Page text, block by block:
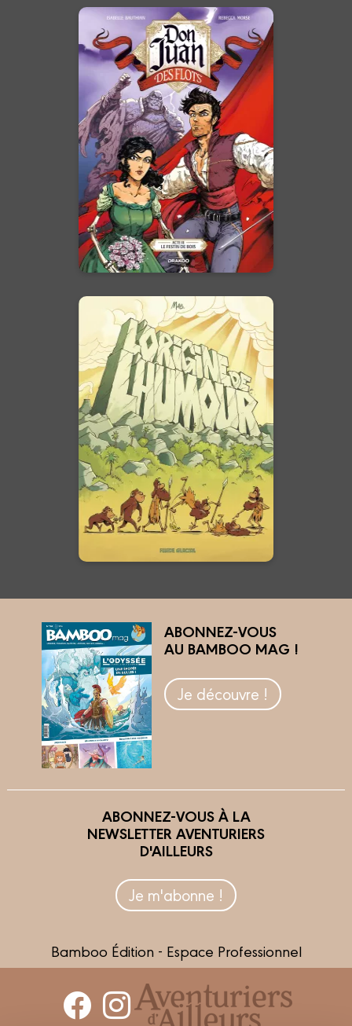
Don Juan des
Flots
Vol. 03/3
Date de parution :
27/05/2026
Quel camp rallierez-vous lors
de la bataille finale ?
En voir +
L' Origine de
l'humour
Tome 01
Date de parution :
13/05/2026
Un drôle d'album qui raconte
l'origine de l'humour !
En voir +
ABONNEZ-VOUS
AU BAMBOO MAG !
Je découvre !
ABONNEZ-VOUS À LA
NEWSLETTER AVENTURIERS
D'AILLEURS
Je m'abonne !
Bamboo Édition - Espace Professionnel